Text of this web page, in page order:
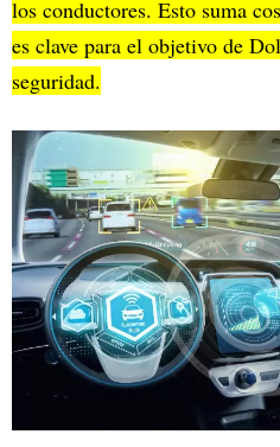
los conductores. Esto suma
es clave para el objetivo de
seguridad.